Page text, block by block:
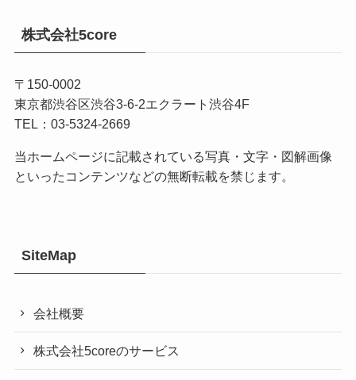
株式会社5core
〒150-0002
東京都渋谷区渋谷3-6-2エクラート渋谷4F
TEL：03-5324-2669
当ホームページに記載されている写真・文字・図解画像
といったコンテンツなどの無断転載を禁じます。
SiteMap
会社概要
株式会社5coreのサービス